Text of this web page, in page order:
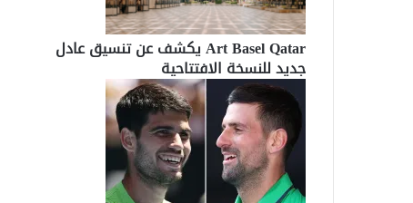
Art Basel Qatar يكشف عن تنسيق عادل
جديد للنسخة الافتتاحية